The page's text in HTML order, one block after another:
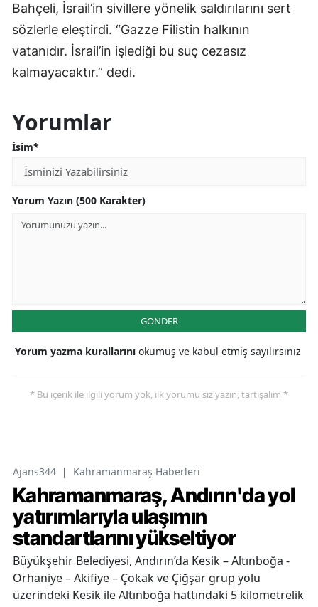
Bahçeli, İsrail’in sivillere yönelik saldırılarını sert
sözlerle eleştirdi. “Gazze Filistin halkının
vatanıdır. İsrail’in işlediği bu suç cezasız
kalmayacaktır.” dedi.
Yorumlar
İsim*
Yorum Yazın (500 Karakter)
GÖNDER
Yorum yazma kurallarını okumuş ve kabul etmiş sayılırsınız
* Bu içerik ile ilgili yorum yok, ilk yorumu siz yazın, tartışalım *
Ajans344 | Kahramanmaraş Haberleri
Kahramanmaraş, Andırın'da yol
yatırımlarıyla ulaşımın
standartlarını yükseltiyor
Büyükşehir Belediyesi, Andırın’da Kesik – Altınboğa -
Orhaniye – Akifiye – Çokak ve Çiğşar grup yolu
üzerindeki Kesik ile Altınboğa hattındaki 5 kilometrelik